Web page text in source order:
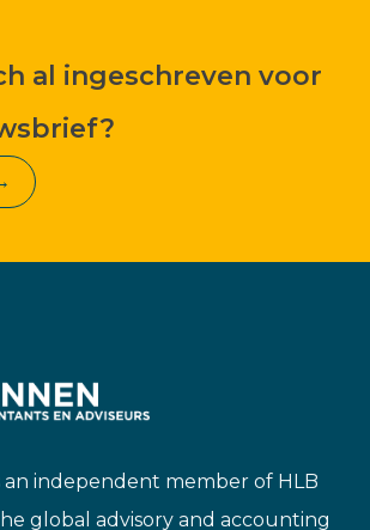
al ingeschreven voor
an independent member of HLB
global advisory and accounting